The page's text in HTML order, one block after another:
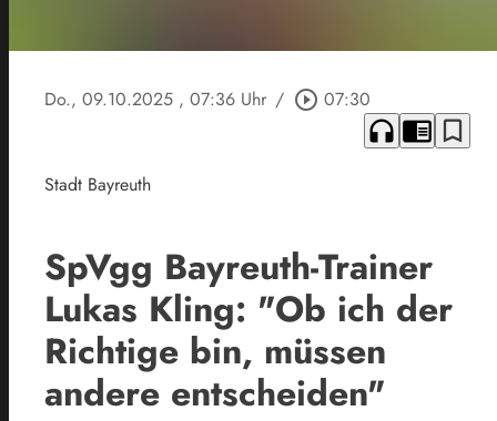
Do., 09.10.2025 , 07:36 Uhr / play_circle_outline 07:30
headphones chrome_reader_mode bookmark_border
Stadt Bayreuth
SpVgg Bayreuth-Trainer
Lukas Kling: "Ob ich der
Richtige bin, müssen
andere entscheiden"